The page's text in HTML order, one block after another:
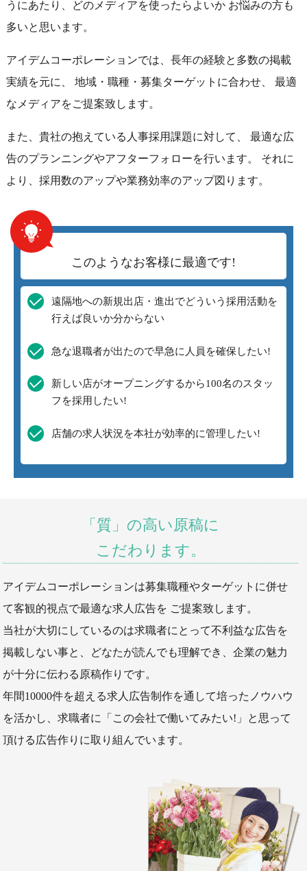
うにあたり、どのメディアを使ったらよいか お悩みの方も
多いと思います。
アイデムコーポレーションでは、長年の経験と多数の掲載
実績を元に、 地域・職種・募集ターゲットに合わせ、 最適
なメディアをご提案致します。
また、貴社の抱えている人事採用課題に対して、 最適な広
告のプランニングやアフターフォローを行います。 それに
より、採用数のアップや業務効率のアップ図ります。
このようなお客様に最適です!
遠隔地への新規出店・進出でどういう採用活動を
行えば良いか分からない
急な退職者が出たので早急に人員を確保したい!
新しい店がオープニングするから100名のスタッ
フを採用したい!
店舗の求人状況を本社が効率的に管理したい!
「質」の高い原稿に
こだわります。
アイデムコーポレーションは募集職種やターゲットに併せ
て客観的視点で最適な求人広告を ご提案致します。
当社が大切にしているのは求職者にとって不利益な広告を
掲載しない事と、どなたが読んでも理解でき、企業の魅力
が十分に伝わる原稿作りです。
年間10000件を超える求人広告制作を通して培ったノウハウ
を活かし、求職者に「この会社で働いてみたい!」と思って
頂ける広告作りに取り組んでいます。